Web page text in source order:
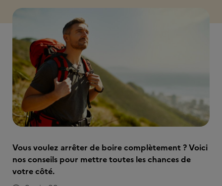
Vous voulez arrêter de boire complètement ? Voici
nos conseils pour mettre toutes les chances de
votre côté.